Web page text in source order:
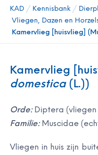
KAD / Kennisbank /
Vliegen, Dazen en
Kamervlieg [huisvlieg]
Kamervlieg
domestica(L.))
Orde: Diptera (vliegen
Familie: Muscidae
Vliegen in huis zijn